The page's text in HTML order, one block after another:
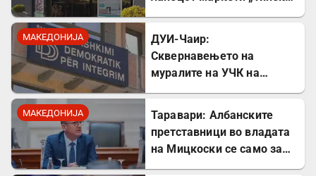
МАКЕДОНИЈА
ДУИ-Чаир:
Сквернавењето на
муралите на УЧК на
провокација
МАКЕДОНИЈА
Таравари: Албанските
претставници во владата
на Мицкоски се само за